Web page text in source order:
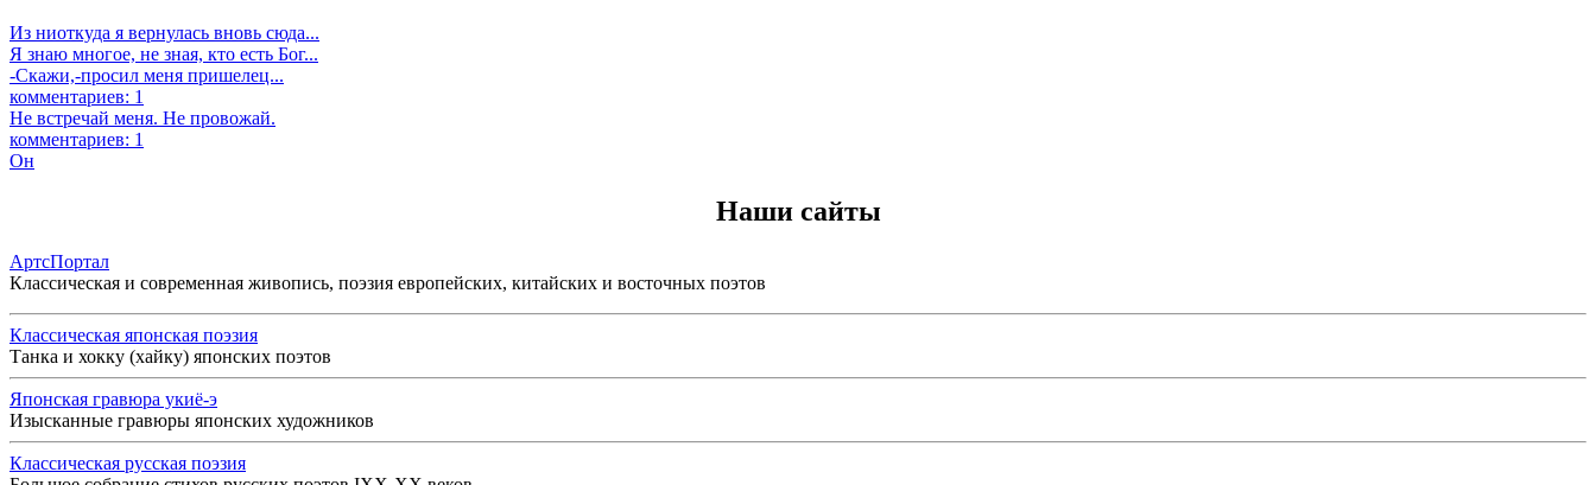
Из ниоткуда я вернулась вновь сюда...
Я знаю многое, не зная, кто есть Бог...
-Скажи,-просил меня пришелец...
комментариев: 1
Не встречай меня. Не провожай.
комментариев: 1
Он
Наши сайты
АртсПортал
Классическая и современная живопись, поэзия европейских, китайских и восточных поэтов
Классическая японская поэзия
Танка и хокку (хайку) японских поэтов
Японская гравюра укиё-э
Изысканные гравюры японских художников
Классическая русская поэзия